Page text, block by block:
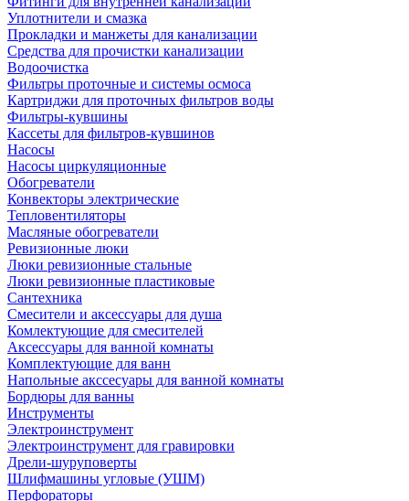
Уплотнители и смазка
Прокладки и манжеты для канализации
Средства для прочистки канализации
Водоочистка
Фильтры проточные и системы осмоса
Картриджи для проточных фильтров воды
Фильтры-кувшины
Кассеты для фильтров-кувшинов
Насосы
Насосы циркуляционные
Обогреватели
Конвекторы электрические
Тепловентиляторы
Масляные обогреватели
Ревизионные люки
Люки ревизионные стальные
Люки ревизионные пластиковые
Сантехника
Смесители и аксессуары для душа
Комлектующие для смесителей
Аксессуары для ванной комнаты
Комплектующие для ванн
Напольные акссесуары для ванной комнаты
Бордюры для ванны
Инструменты
Электроинструмент
Электроинструмент для гравировки
Дрели-шуруповерты
Шлифмашины угловые (УШМ)
Перфораторы